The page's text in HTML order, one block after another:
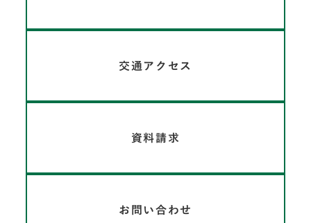
交通アクセス
資料請求
お問い合わせ